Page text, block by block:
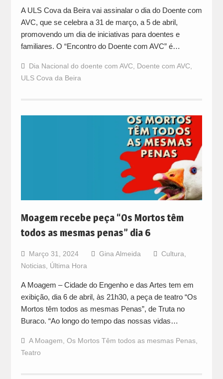
A ULS Cova da Beira vai assinalar o dia do Doente com
AVC, que se celebra a 31 de março, a 5 de abril,
promovendo um dia de iniciativas para doentes e
familiares. O “Encontro do Doente com AVC” é…
Dia Nacional do doente com AVC, Doente com AVC,
ULS Cova da Beira
Moagem recebe peça “Os Mortos têm
todos as mesmas penas” dia 6
Março 31, 2024 Gina Almeida Cultura,
Noticias, Última Hora
A Moagem – Cidade do Engenho e das Artes tem em
exibição, dia 6 de abril, às 21h30, a peça de teatro “Os
Mortos têm todos as mesmas Penas”, de Truta no
Buraco. “Ao longo do tempo das nossas vidas…
A Moagem, Os Mortos Têm todos as mesmas Penas,
Teatro